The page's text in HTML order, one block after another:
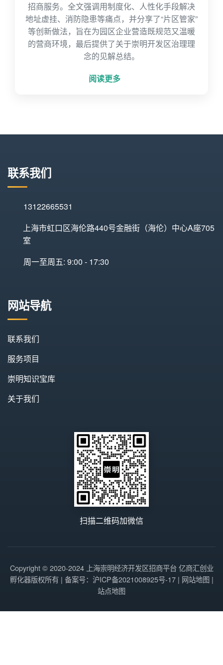
招商服务。全文强调用制度化、人性化手段解决
地址虚挂、消防隐患等痛点，并分享了“片区管家”
等创新做法，旨在为园区企业营造既规范又温暖
的营商环境，最后提供了关于崇明开发区治理理
念的见解总结。
阅读更多
联系我们
13122665531
上海市虹口区海伦路440号金融街（海伦）中心A座705
室
周一至周五: 9:00 - 17:30
网站导航
联系我们
服务项目
崇明知识宝库
关于我们
扫描二维码加微信
Copyright © 2020-2024 上海崇明经济开发区招商平台 亿商汇创业
孵化器版权所有 | 备案号： 沪ICP备2021008925号-17| 网站地图|
站点地图